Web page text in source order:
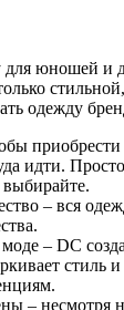
для юношей и
одежду
идти.
– вся
– DC
стиль
– несмотря